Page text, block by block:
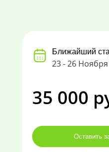
Ближайший
23 - 26 Ноября
35 000
Оставить